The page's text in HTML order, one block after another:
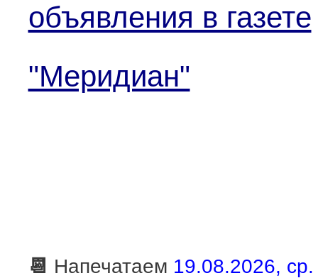
объявления в газете
"Меридиан"
📆 Напечатаем 19.08.2026, ср.